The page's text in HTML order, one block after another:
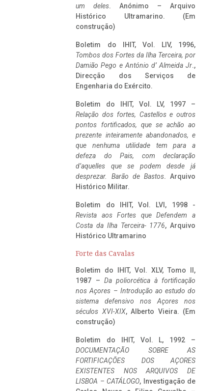
um deles. Anónimo – Arquivo
Histórico Ultramarino. (Em
construção)
Boletim do IHIT, Vol. LIV, 1996,
Tombos dos Fortes da Ilha Terceira, por
Damião Pego e António d’ Almeida Jr.,
Direcção dos Serviços de
Engenharia do Exército.
Boletim do IHIT, Vol. LV, 1997 –
Relação dos fortes, Castellos e outros
pontos fortificados, que se achão ao
prezente inteiramente abandonados, e
que nenhuma utilidade tem para a
defeza do Pais, com declaração
d’aquelles que se podem desde já
desprezar. Barão de Bastos. Arquivo
Histórico Militar.
Boletim do IHIT, Vol. LVI, 1998 -
Revista aos Fortes que Defendem a
Costa da Ilha Terceira- 1776, Arquivo
Histórico Ultramarino
Forte das Cavalas
Boletim do IHIT, Vol. XLV, Tomo II,
1987 – Da poliorcética à fortificação
nos Açores – Introdução ao estudo do
sistema defensivo nos Açores nos
séculos XVI-XIX, Alberto Vieira. (Em
construção)
Boletim do IHIT, Vol. L, 1992 –
DOCUMENTAÇÃO SOBRE AS
FORTIFICAÇÕES DOS AÇORES
EXISTENTES NOS ARQUIVOS DE
LISBOA – CATÁLOGO, Investigação de